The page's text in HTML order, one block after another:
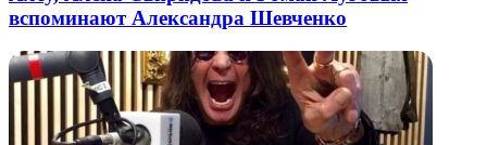
вспоминают Александра Шевченко